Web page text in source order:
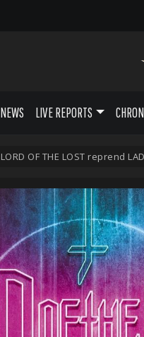
NEWS LIVE REPORTS
LORD OF THE LOST reprend